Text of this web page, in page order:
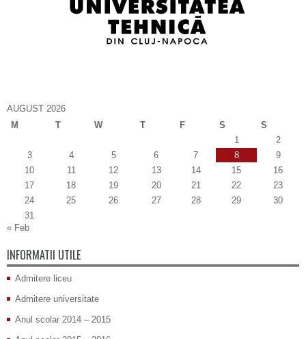
AUGUST 2026
M
T W T F S
S
1
2
3
4 5 6 7 8
9
10
11 12 13 14 15
16
17
18 19 20 21 22
23
24
25 26 27 28 29
30
31
« Feb
INFORMATII UTILE
Admitere liceu
Admitere universitate
Anul scolar 2014 – 2015